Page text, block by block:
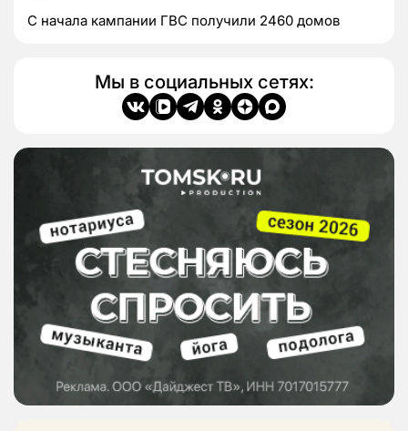
С начала кампании ГВС получили 2460 домов
Мы в социальных сетях: